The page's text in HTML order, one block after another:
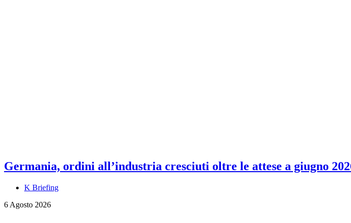
Germania, ordini all’industria cresciuti oltre le attese a giugno
K Briefing
6 Agosto 2026